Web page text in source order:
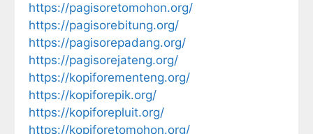
https://pagisoretomohon.org/
https://pagisorebitung.org/
https://pagisorepadang.org/
https://pagisorejateng.org/
https://kopiforementeng.org/
https://kopiforepik.org/
https://kopiforepluit.org/
https://kopiforetomohon.org/